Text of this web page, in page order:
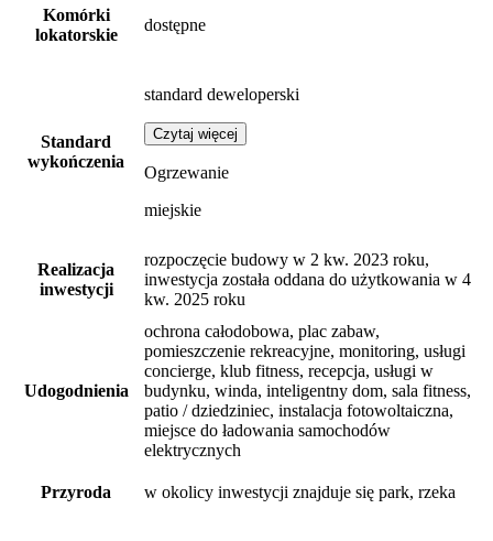
Komórki
lokatorskie
dostępne
Standard
wykończenia
standard deweloperski
Czytaj więcej
Ogrzewanie
miejskie
Realizacja
inwestycji
rozpoczęcie budowy w 2 kw. 2023 roku,
inwestycja została oddana do użytkowania w 4
kw. 2025 roku
Udogodnienia
ochrona całodobowa, plac zabaw,
pomieszczenie rekreacyjne, monitoring, usługi
concierge, klub fitness, recepcja, usługi w
budynku, winda, inteligentny dom, sala fitness,
patio / dziedziniec, instalacja fotowoltaiczna,
miejsce do ładowania samochodów
elektrycznych
Przyroda w okolicy inwestycji znajduje się park, rzeka